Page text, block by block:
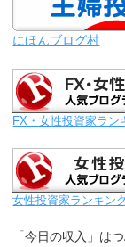
にほんブログ村
FX・女性投資家ラン
女性投資家ランキン
「今日の収入」は